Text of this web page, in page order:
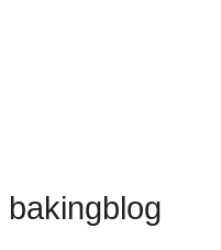
bakingblog